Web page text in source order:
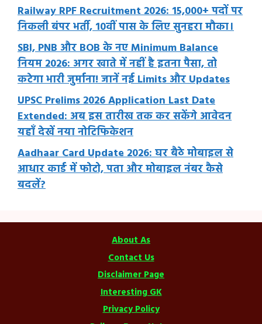
Railway RPF Recruitment 2026: 15,000+ पदों पर
निकली बंपर भर्ती, 10वीं पास के लिए सुनहरा मौका।
SBI, PNB और BOB के नए Minimum Balance
नियम 2026: अगर खाते में नहीं है इतना पैसा, तो
कटेगा भारी जुर्माना! जानें नई Limits और Updates
UPSC Prelims 2026 Application Last Date
Extended: अब इस तारीख तक कर सकेंगे आवेदन
यहाँ देखें नया नोटिफिकेशन
Aadhaar Card Update 2026: घर बैठे मोबाइल से
आधार कार्ड में फोटो, पता और मोबाइल नंबर कैसे
बदलें?
About As
Contact Us
Disclaimer Page
Interesting GK
Privacy Policy